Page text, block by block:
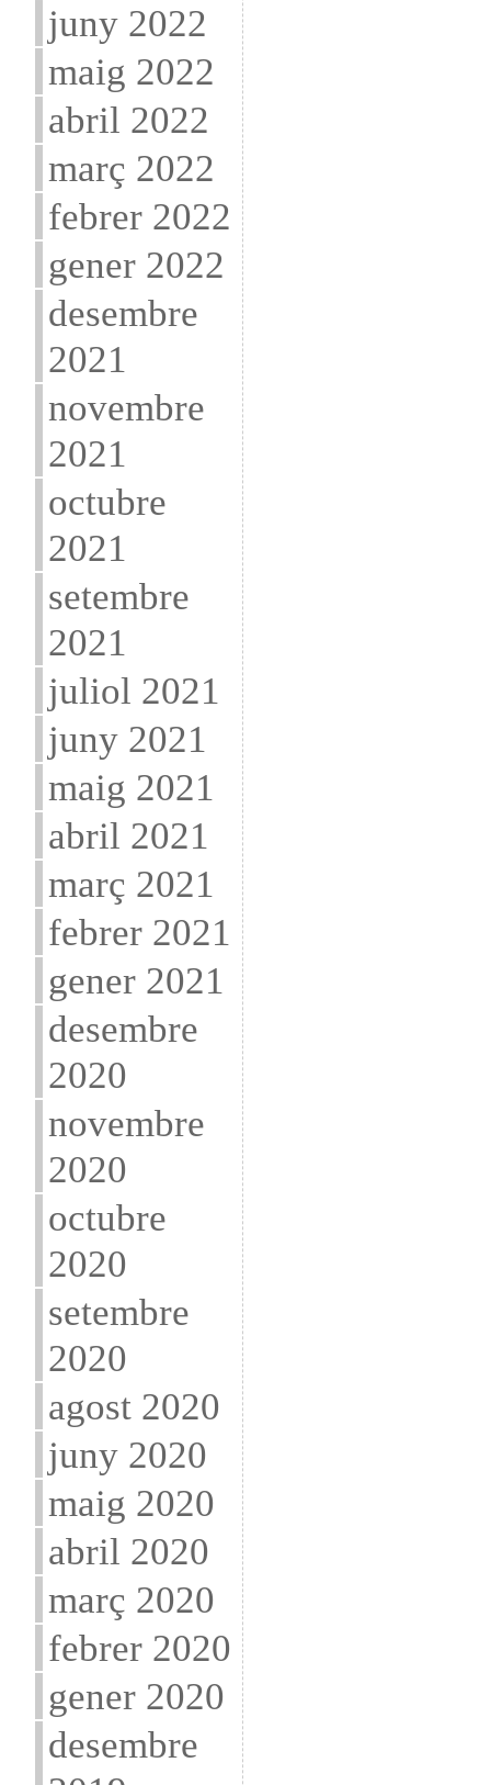
juny 2022
maig 2022
abril 2022
març 2022
febrer 2022
gener 2022
desembre
2021
novembre
2021
octubre
2021
setembre
2021
juliol 2021
juny 2021
maig 2021
abril 2021
març 2021
febrer 2021
gener 2021
desembre
2020
novembre
2020
octubre
2020
setembre
2020
agost 2020
juny 2020
maig 2020
abril 2020
març 2020
febrer 2020
gener 2020
desembre